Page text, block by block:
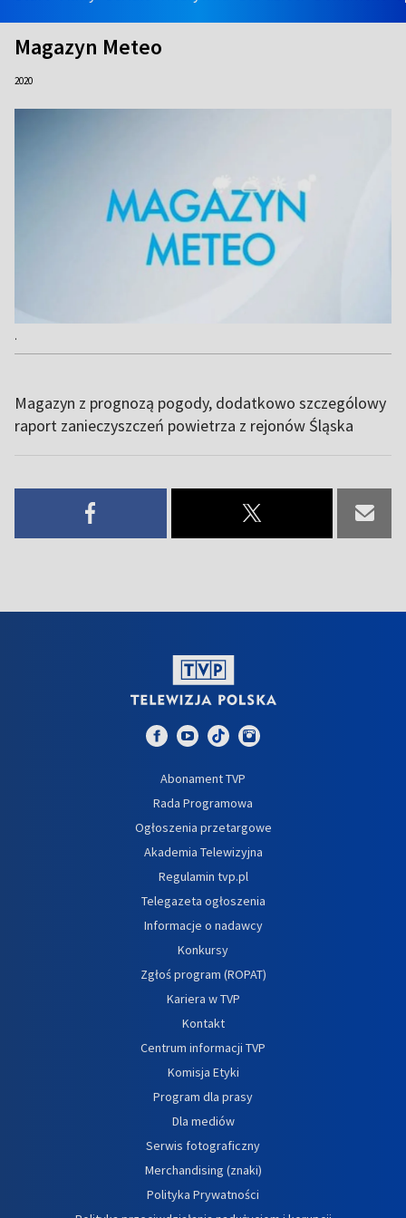
Magazyn Meteo
2020
.
Magazyn z prognozą pogody, dodatkowo szczególowy
raport zanieczyszczeń powietrza z rejonów Śląska
Abonament TVP
Rada Programowa
Ogłoszenia przetargowe
Akademia Telewizyjna
Regulamin tvp.pl
Telegazeta ogłoszenia
Informacje o nadawcy
Konkursy
Zgłoś program (ROPAT)
Kariera w TVP
Kontakt
Centrum informacji TVP
Komisja Etyki
Program dla prasy
Dla mediów
Serwis fotograficzny
Merchandising (znaki)
Polityka Prywatności